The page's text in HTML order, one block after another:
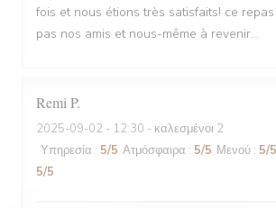
fois et nous étions très satisfaits! ce
pas nos amis et nous-même à revenir...
Remi P
2025-09-02 - 12:30 - καλεσμένοι 2
Υπηρεσία : 5/5 Ατμόσφαιρα : 5/5 Μενού : 5/5
5/5